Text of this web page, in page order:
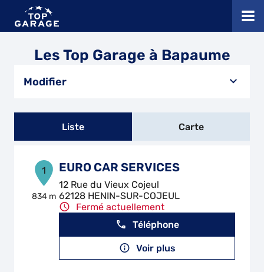
Les Top Garage à Bapaume
Modifier
Liste Carte
1
834 m
EURO CAR SERVICES
12 Rue du Vieux Cojeul
62128 HENIN-SUR-COJEUL
Fermé actuellement
Téléphone
Voir plus